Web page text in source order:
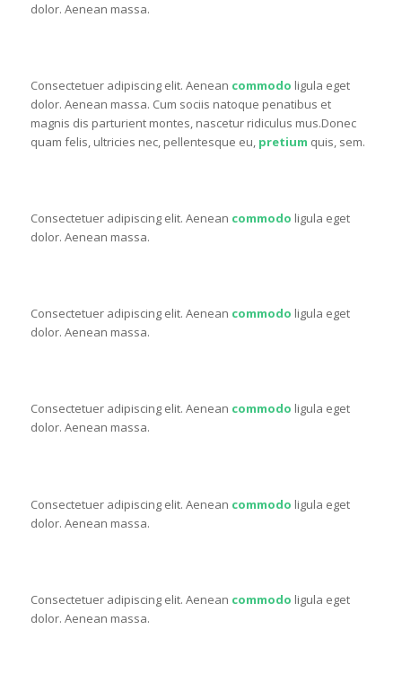
dolor. Aenean massa.
Consectetuer adipiscing elit. Aenean commodo ligula eget
dolor. Aenean massa. Cum sociis natoque penatibus et
magnis dis parturient montes, nascetur ridiculus mus.Donec
quam felis, ultricies nec, pellentesque eu, pretium quis, sem.
Consectetuer adipiscing elit. Aenean commodo ligula eget
dolor. Aenean massa.
Consectetuer adipiscing elit. Aenean commodo ligula eget
dolor. Aenean massa.
Consectetuer adipiscing elit. Aenean commodo ligula eget
dolor. Aenean massa.
Consectetuer adipiscing elit. Aenean commodo ligula eget
dolor. Aenean massa.
Consectetuer adipiscing elit. Aenean commodo ligula eget
dolor. Aenean massa.